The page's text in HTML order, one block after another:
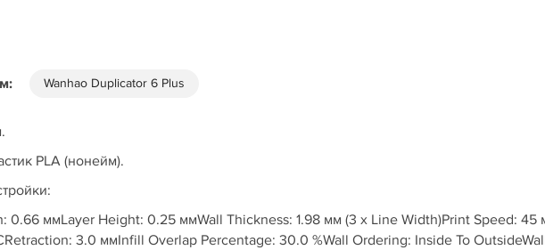
Wanhao Duplicator 6 Plus
PLA (нонейм).
0.66 ммLayer Height: 0.25 ммWall Thickness: 1.98 мм (3 x Line Width)Print Speed: 45
3.0 ммInfill Overlap Percentage: 30.0 %Wall Ordering: Inside To